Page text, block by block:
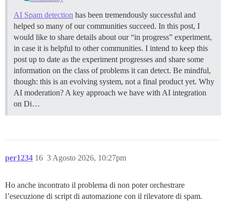
AI Spam detection has been tremendously successful and
helped so many of our communities succeed. In this post, I
would like to share details about our “in progress” experiment,
in case it is helpful to other communities. I intend to keep this
post up to date as the experiment progresses and share some
information on the class of problems it can detect. Be mindful,
though: this is an evolving system, not a final product yet. Why
AI moderation? A key approach we have with AI integration
on Di…
per1234 3 Agosto 2026, 10:27pm
16
Ho anche incontrato il problema di non poter orchestrare
l’esecuzione di script di automazione con il rilevatore di spam.